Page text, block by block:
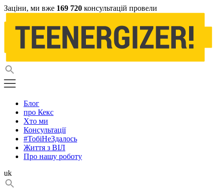
Заціни, ми вже 169 720 консультацій провели
Блог
про Кекс
Хто ми
Консультації
#ТобіНеЗдалось
Життя з ВІЛ
Про нашу роботу
uk